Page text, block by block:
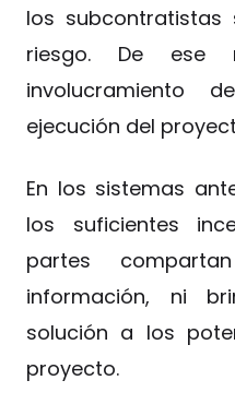
los
riesgo. De ese
involucramiento
ejecución del
En los sistemas
los suficientes
partes
información, ni
solución a los
proyecto.